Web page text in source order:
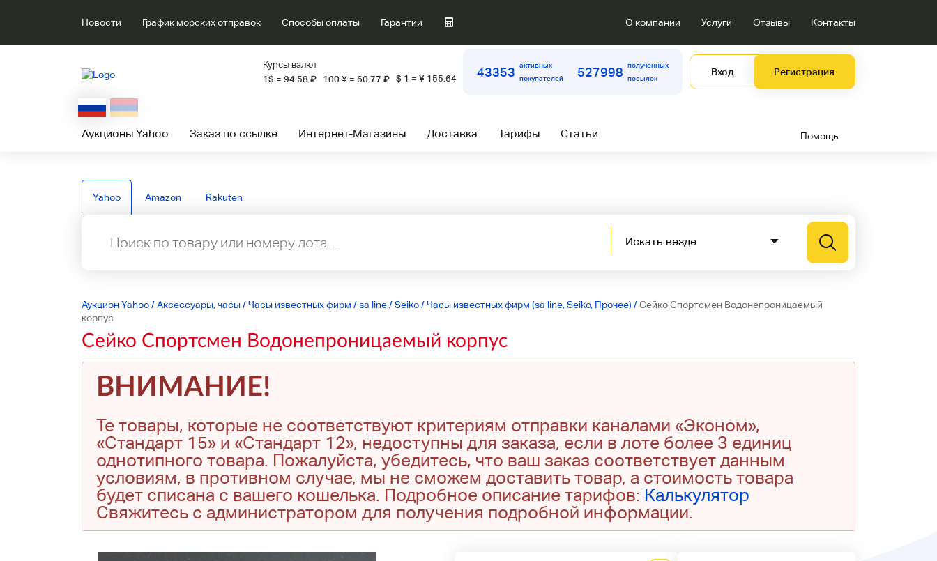
Новости График морских отправок Способы оплаты Гарантии О компании Услуги Отзывы Контакты
Курсы валют
1$ = 94.58 ₽ 100 ¥ = 60.77 ₽ $ 1 = ¥ 155.64 43353
активных
покупателей
527998
полученных
посылок
Вход Регистрация
Аукционы Yahoo Заказ по ссылке Интернет-Магазины Доставка Тарифы Статьи Помощь
Yahoo Amazon Rakuten
Аукцион Yahoo/Аксессуары, часы/Часы известных фирм /sa line/Seiko/Часы известных фирм (sa line, Seiko, Прочее) /Сейко Спортсмен Водонепроницаемый
корпус
Сейко Спортсмен Водонепроницаемый корпус
ВНИМАНИЕ!
Те товары, которые не соответствуют критериям отправки каналами «Эконом»,
«Стандарт 15» и «Стандарт 12», недоступны для заказа, если в лоте более 3 единиц
однотипного товара. Пожалуйста, убедитесь, что ваш заказ соответствует данным
условиям, в противном случае, мы не сможем доставить товар, а стоимость товара
будет списана с вашего кошелька. Подробное описание тарифов: Калькулятор
Свяжитесь с администратором для получения подробной информации.